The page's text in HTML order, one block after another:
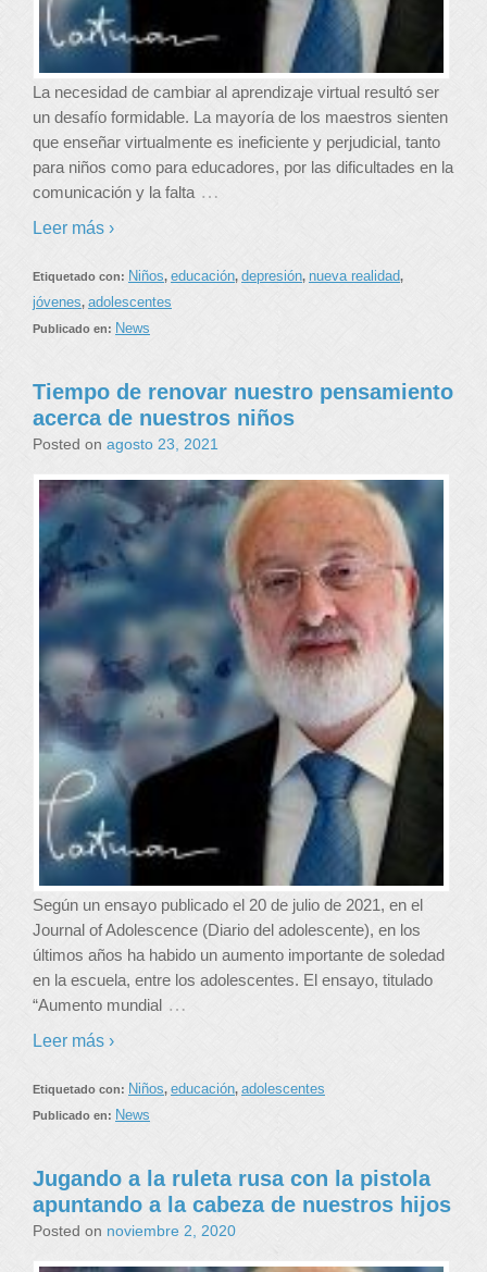
La necesidad de cambiar al aprendizaje virtual resultó ser
un desafío formidable. La mayoría de los maestros sienten
que enseñar virtualmente es ineficiente y perjudicial, tanto
para niños como para educadores, por las dificultades en la
comunicación y la falta …
Leer más ›
Etiquetado con: Niños, educación, depresión, nueva realidad,
jóvenes, adolescentes
Publicado en: News
Tiempo de renovar nuestro pensamiento
acerca de nuestros niños
Posted on agosto 23, 2021
Según un ensayo publicado el 20 de julio de 2021, en el
Journal of Adolescence (Diario del adolescente), en los
últimos años ha habido un aumento importante de soledad
en la escuela, entre los adolescentes. El ensayo, titulado
“Aumento mundial …
Leer más ›
Etiquetado con: Niños, educación, adolescentes
Publicado en: News
Jugando a la ruleta rusa con la pistola
apuntando a la cabeza de nuestros hijos
Posted on noviembre 2, 2020